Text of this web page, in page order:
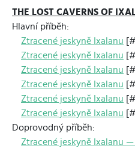
THE LOST CAVERNS OF
Hlavní příběh:
Ztracené jeskyně Ixalanu
Ztracené jeskyně Ixalanu
Ztracené jeskyně Ixalanu
Ztracené jeskyně Ixalanu
Ztracené jeskyně Ixalanu
Ztracené jeskyně Ixalanu
Doprovodný příběh:
Ztracené jeskyně Ixalanu —